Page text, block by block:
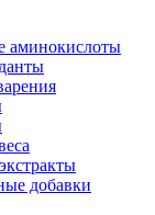
аминокислоты
добавки